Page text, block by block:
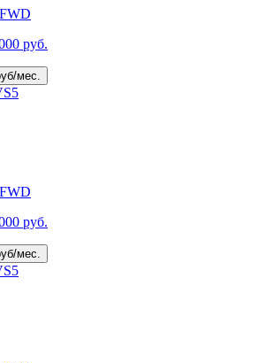
руб.
руб/мес.
руб.
руб/мес.